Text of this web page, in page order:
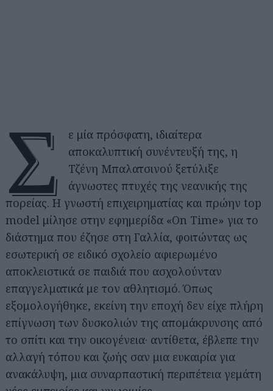
Σ
ε μία πρόσφατη, ιδιαίτερα
αποκαλυπτική συνέντευξή της, η
Τζένη Μπαλατσινού ξετύλιξε
άγνωστες πτυχές της νεανικής της
πορείας. Η γνωστή επιχειρηματίας και πρώην top
model μίλησε στην εφημερίδα «On Time» για το
διάστημα που έζησε στη Γαλλία, φοιτώντας ως
εσωτερική σε ειδικό σχολείο αφιερωμένο
αποκλειστικά σε παιδιά που ασχολούνταν
επαγγελματικά με τον αθλητισμό. Όπως
εξομολογήθηκε, εκείνη την εποχή δεν είχε πλήρη
επίγνωση των δυσκολιών της απομάκρυνσης από
το σπίτι και την οικογένεια· αντίθετα, έβλεπε την
αλλαγή τόπου και ζωής σαν μια ευκαιρία για
ανακάλυψη, μια συναρπαστική περιπέτεια γεμάτη